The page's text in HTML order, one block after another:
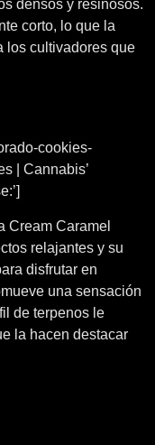
densos y resinosos.
corto, lo que la
los cultivadores que
cookies-
| Cannabis’
Cream Caramel
relajantes y su
disfrutar en
una sensación
de terpenos le
la hacen destacar